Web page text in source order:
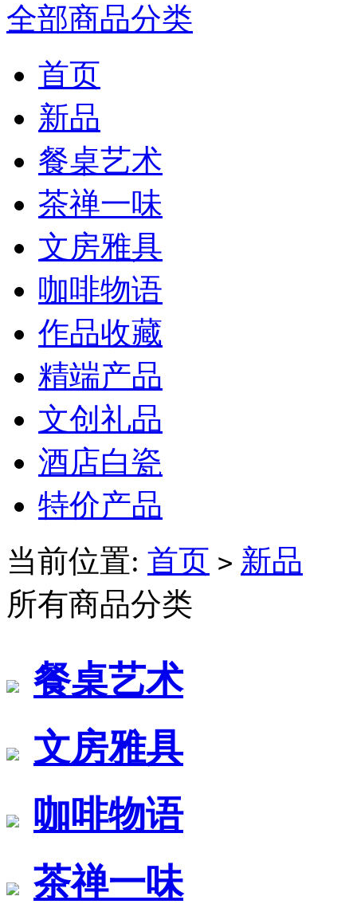
全部商品分类
首页
新品
餐桌艺术
茶禅一味
文房雅具
咖啡物语
作品收藏
精端产品
文创礼品
酒店白瓷
特价产品
当前位置: 首页 > 新品
所有商品分类
餐桌艺术
文房雅具
咖啡物语
茶禅一味